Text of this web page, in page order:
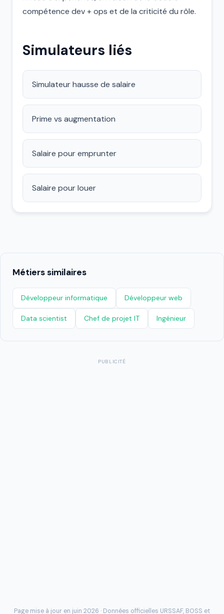
compétence dev + ops et de la criticité du rôle.
Simulateurs liés
Simulateur hausse de salaire
Prime vs augmentation
Salaire pour emprunter
Salaire pour louer
Métiers similaires
Développeur informatique Développeur web
Data scientist Chef de projet IT Ingénieur
PUBLICITÉ
Page mise à jour en juin 2026 · Données officielles URSSAF, BOSS et